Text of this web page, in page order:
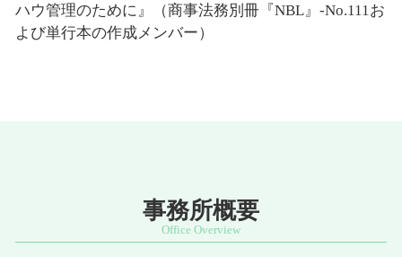
ハウ管理のために』（商事法務別冊『NBL』-No.111お
よび単行本の作成メンバー）
事務所概要